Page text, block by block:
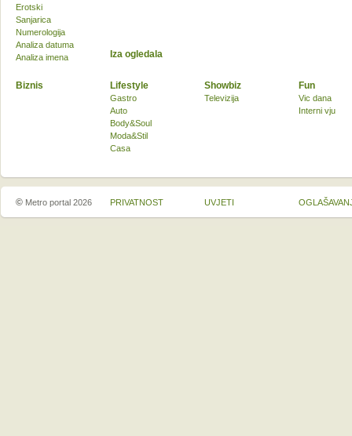
Biznis Lifestyle
Gastro
Auto
Body&Soul
Moda&Stil
Casa
Showbiz
Televizija
Fun
Vic dana
Interni vju
Erotski
Sanjarica
Numerologija
Analiza datuma
Analiza imena
Iza ogledala
© Metro portal 2026 PRIVATNOST UVJETI